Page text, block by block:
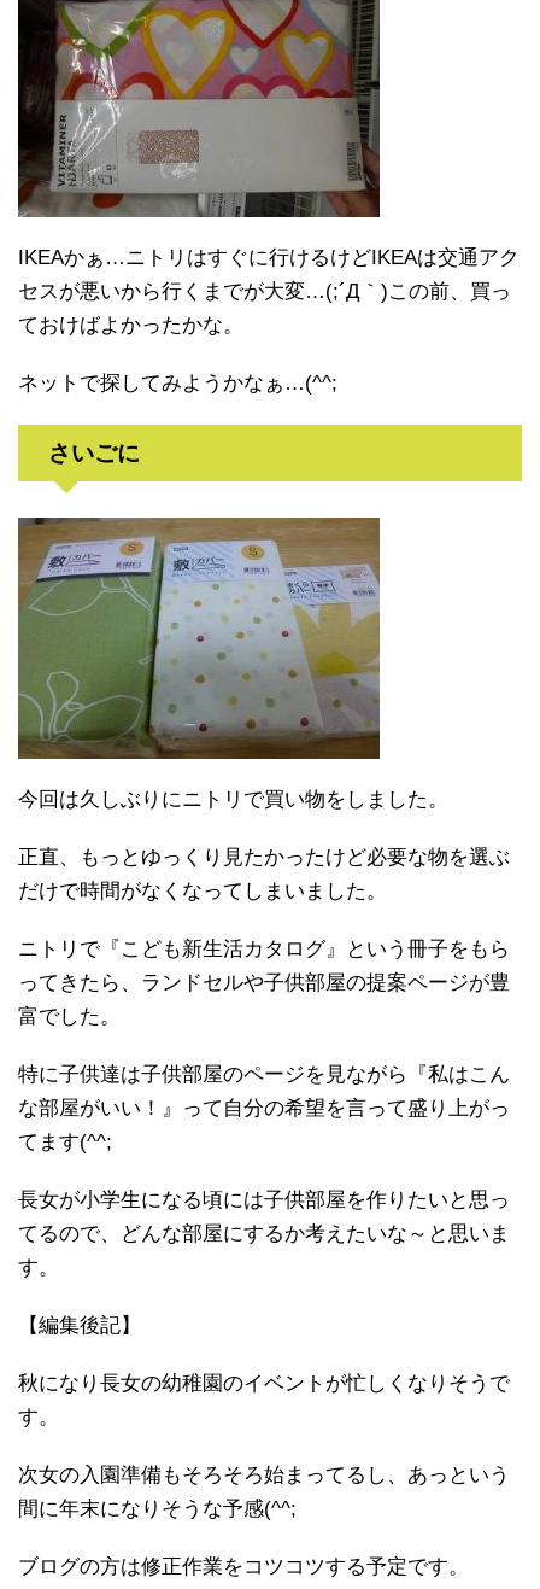
IKEAかぁ…ニトリはすぐに行けるけどIKEAは交通アク
セスが悪いから行くまでが大変…(;´Д｀)この前、買っ
ておけばよかったかな。
ネットで探してみようかなぁ…(^^;
さいごに
今回は久しぶりにニトリで買い物をしました。
正直、もっとゆっくり見たかったけど必要な物を選ぶ
だけで時間がなくなってしまいました。
ニトリで『こども新生活カタログ』という冊子をもら
ってきたら、ランドセルや子供部屋の提案ページが豊
富でした。
特に子供達は子供部屋のページを見ながら『私はこん
な部屋がいい！』って自分の希望を言って盛り上がっ
てます(^^;
長女が小学生になる頃には子供部屋を作りたいと思っ
てるので、どんな部屋にするか考えたいな～と思いま
す。
【編集後記】
秋になり長女の幼稚園のイベントが忙しくなりそうで
す。
次女の入園準備もそろそろ始まってるし、あっという
間に年末になりそうな予感(^^;
ブログの方は修正作業をコツコツする予定です。